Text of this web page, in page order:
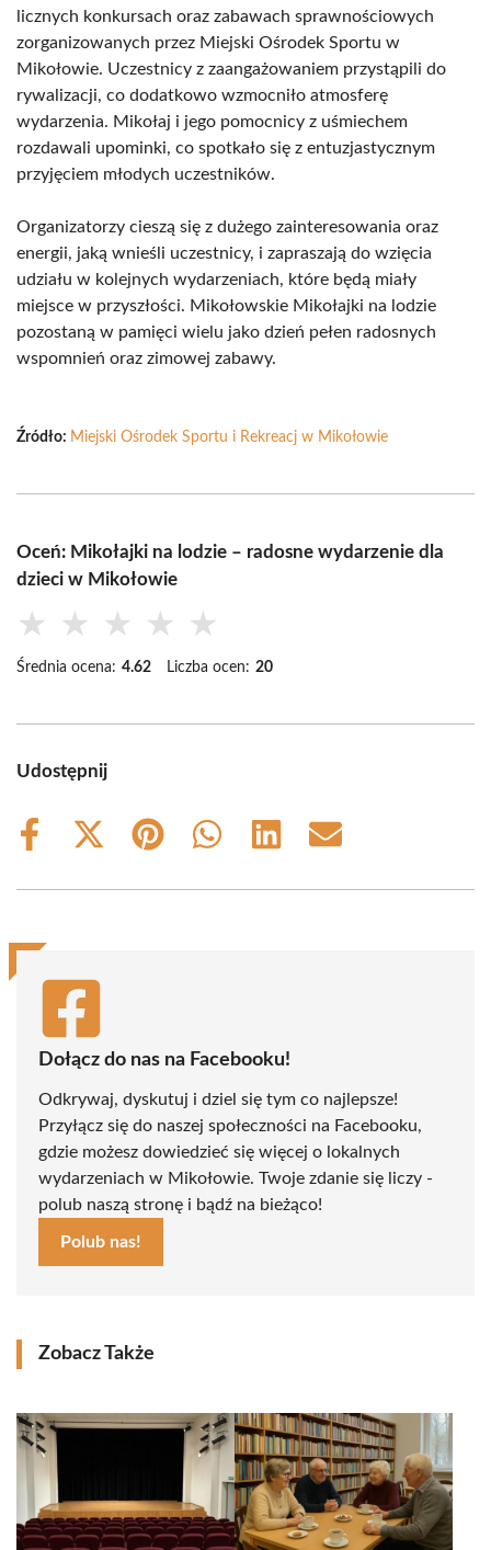
licznych konkursach oraz zabawach sprawnościowych
zorganizowanych przez Miejski Ośrodek Sportu w
Mikołowie. Uczestnicy z zaangażowaniem przystąpili do
rywalizacji, co dodatkowo wzmocniło atmosferę
wydarzenia. Mikołaj i jego pomocnicy z uśmiechem
rozdawali upominki, co spotkało się z entuzjastycznym
przyjęciem młodych uczestników.
Organizatorzy cieszą się z dużego zainteresowania oraz
energii, jaką wnieśli uczestnicy, i zapraszają do wzięcia
udziału w kolejnych wydarzeniach, które będą miały
miejsce w przyszłości. Mikołowskie Mikołajki na lodzie
pozostaną w pamięci wielu jako dzień pełen radosnych
wspomnień oraz zimowej zabawy.
Źródło: Miejski Ośrodek Sportu i Rekreacj w Mikołowie
Oceń: Mikołajki na lodzie – radosne wydarzenie dla
dzieci w Mikołowie
★ ★ ★ ★ ★
Średnia ocena: 4.62 Liczba ocen: 20
Udostępnij
Share
Share
(Twitter)
Share
Share
Share
Share
Dołącz do nas na Facebooku!
Odkrywaj, dyskutuj i dziel się tym co najlepsze!
Przyłącz się do naszej społeczności na Facebooku,
gdzie możesz dowiedzieć się więcej o lokalnych
wydarzeniach w Mikołowie. Twoje zdanie się liczy -
polub naszą stronę i bądź na bieżąco!
Polub nas!
Zobacz Także